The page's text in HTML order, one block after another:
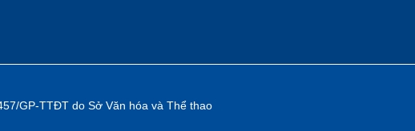
GP-TTĐT do Sở Văn hóa và Thể thao